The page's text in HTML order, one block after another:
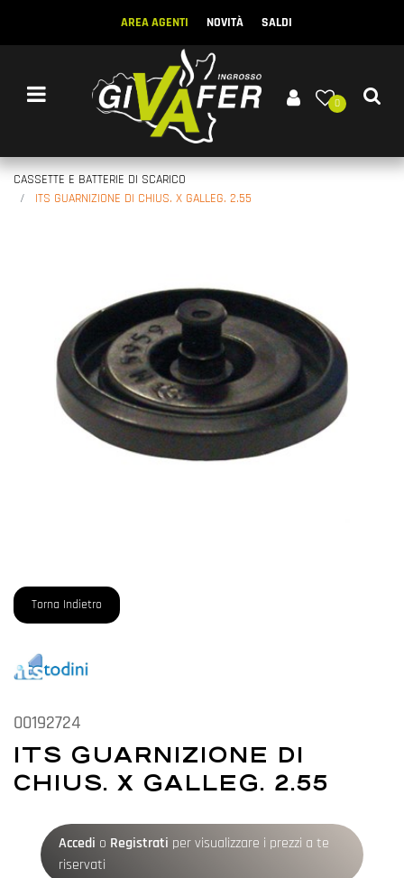
AREA AGENTI NOVITÀ SALDI
Open menu
0
CASSETTE E BATTERIE DI SCARICO
ITS GUARNIZIONE DI CHIUS. X GALLEG. 2.55
Torna Indietro
00192724
ITS GUARNIZIONE DI
CHIUS. X GALLEG. 2.55
Accedi o Registrati per visualizzare i prezzi a te
riservati